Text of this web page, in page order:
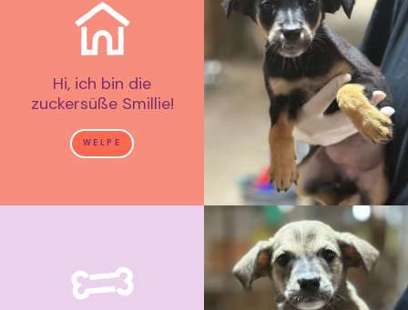
Hi, ich bin die
zuckersüße Smillie!
WELPE